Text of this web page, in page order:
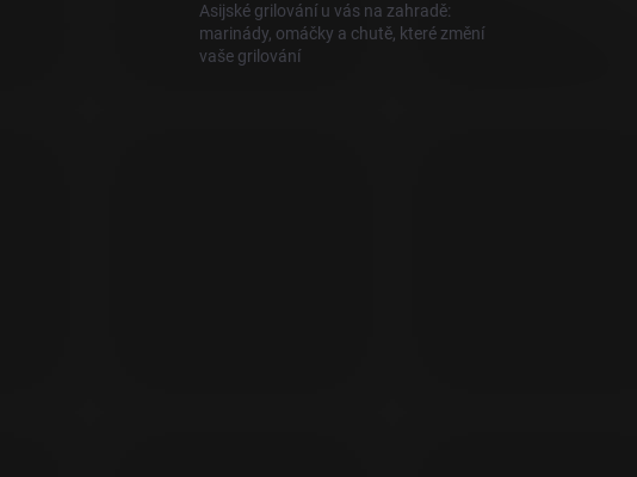
Asijské grilování u vás na zahradě:
marinády, omáčky a chutě, které změní
vaše grilování